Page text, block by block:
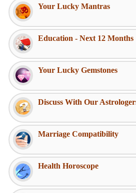
Your Lucky Mantras
Education - Next 12 Months
Your Lucky Gemstones
Discuss With Our
Marriage Compatibility
Health Horoscope